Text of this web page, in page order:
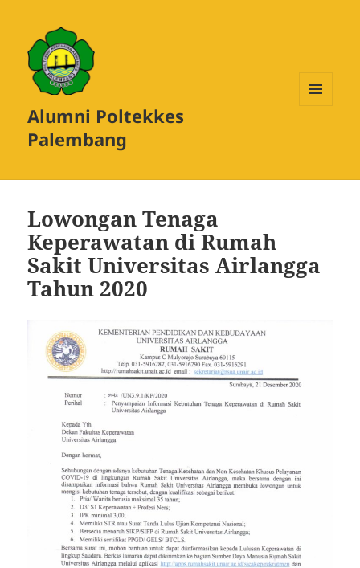
Alumni Poltekkes
Palembang
Lowongan Tenaga
Keperawatan di Rumah
Sakit Universitas Airlangga
Tahun 2020